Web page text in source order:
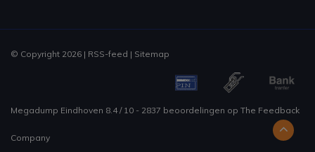
© Copyright 2026 | RSS-feed | Sitemap
Megadump Eindhoven 8.4/ 10 - 2837 beoordelingen op The Feedback
Company